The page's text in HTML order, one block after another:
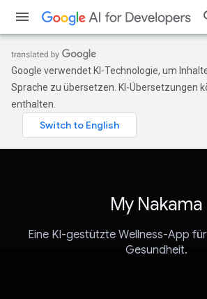
Google verwendet KI-Technologie, um
Sprache zu übersetzen. KI-Übersetzungen
enthalten.
My Nakama
Eine KI-gestützte Wellness-App
Gesundheit.